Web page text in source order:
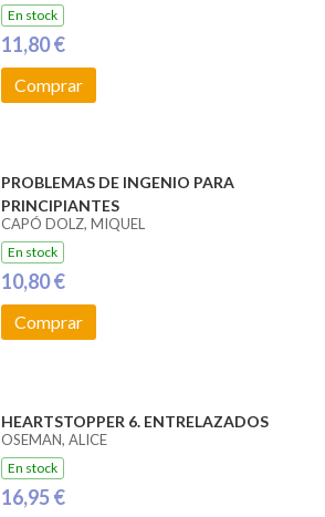
En stock
11,80 €
Comprar
PROBLEMAS DE INGENIO PARA
PRINCIPIANTES
CAPÓ DOLZ, MIQUEL
En stock
10,80 €
Comprar
HEARTSTOPPER 6. ENTRELAZADOS
OSEMAN, ALICE
En stock
16,95 €